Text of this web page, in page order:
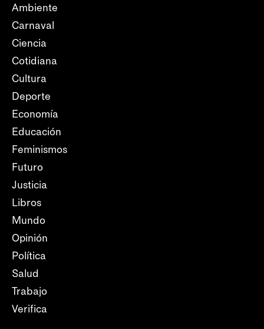
Ambiente
Carnaval
Ciencia
Cotidiana
Cultura
Deporte
Economía
Educación
Feminismos
Futuro
Justicia
Libros
Mundo
Opinión
Política
Salud
Trabajo
Verifica